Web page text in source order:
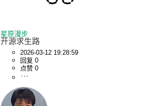
星原漫步
开源求生路
2026-03-12 19:28:59
回复 0
点赞 0